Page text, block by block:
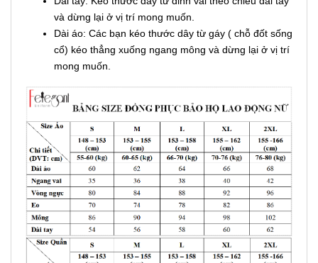
và dừng lại ở vị trí mong muốn.
Dài áo: Các bạn kéo thước dây từ gáy ( chỗ đốt sống
cổ) kéo thẳng xuống ngang mông và dừng lại ở vị trí
mong muốn.